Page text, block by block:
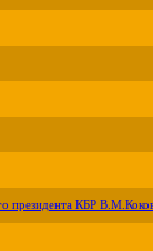
президента КБР